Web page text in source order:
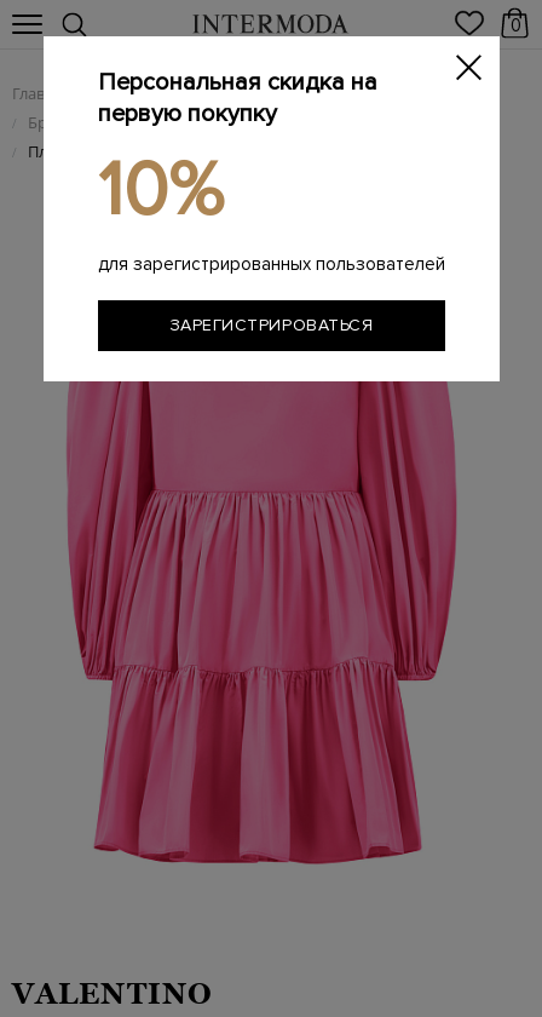
0
Главная Женщинам / Женская одежда
/ Брендовые женские платья
/ Платье из воздушной тафты Pop с архитектурными рукавами
VALENTINO
Персональная скидка на
первую покупку
10%
для зарегистрированных пользователей
ЗАРЕГИСТРИРОВАТЬСЯ